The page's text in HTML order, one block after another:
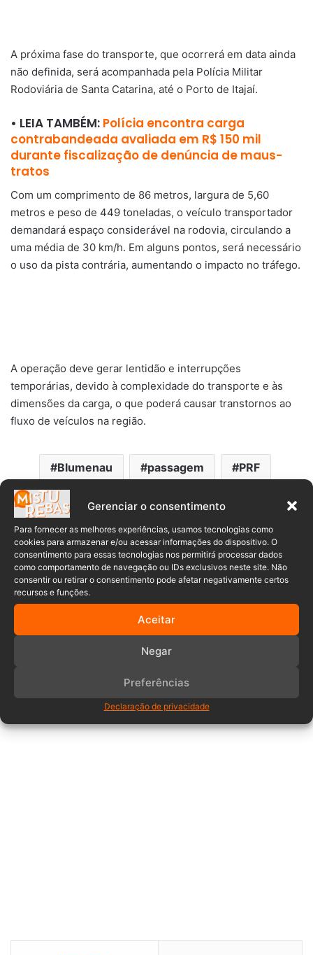
Gerenciar o consentimento
Para fornecer as melhores experiências, usamos tecnologias como
cookies para armazenar e/ou acessar informações do dispositivo. O
consentimento para essas tecnologias nos permitirá processar dados
como comportamento de navegação ou IDs exclusivos neste site. Não
consentir ou retirar o consentimento pode afetar negativamente certos
recursos e funções.
Aceitar
Negar
Preferências
Declaração de privacidade
A próxima fase do transporte, que ocorrerá em data ainda
não definida, será acompanhada pela Polícia Militar
Rodoviária de Santa Catarina, até o Porto de Itajaí.
• LEIA TAMBÉM: Polícia encontra carga
contrabandeada avaliada em R$ 150 mil
durante fiscalização de denúncia de maus-
tratos
Com um comprimento de 86 metros, largura de 5,60
metros e peso de 449 toneladas, o veículo transportador
demandará espaço considerável na rodovia, circulando a
uma média de 30 km/h. Em alguns pontos, será necessário
o uso da pista contrária, aumentando o impacto no tráfego.
A operação deve gerar lentidão e interrupções
temporárias, devido à complexidade do transporte e às
dimensões da carga, o que poderá causar transtornos ao
fluxo de veículos na região.
Blumenau passagem PRF
Comentários